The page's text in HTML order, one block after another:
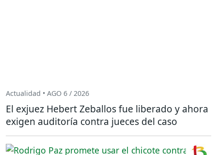
Actualidad • AGO 6 / 2026
El exjuez Hebert Zeballos fue liberado y ahora
exigen auditoría contra jueces del caso